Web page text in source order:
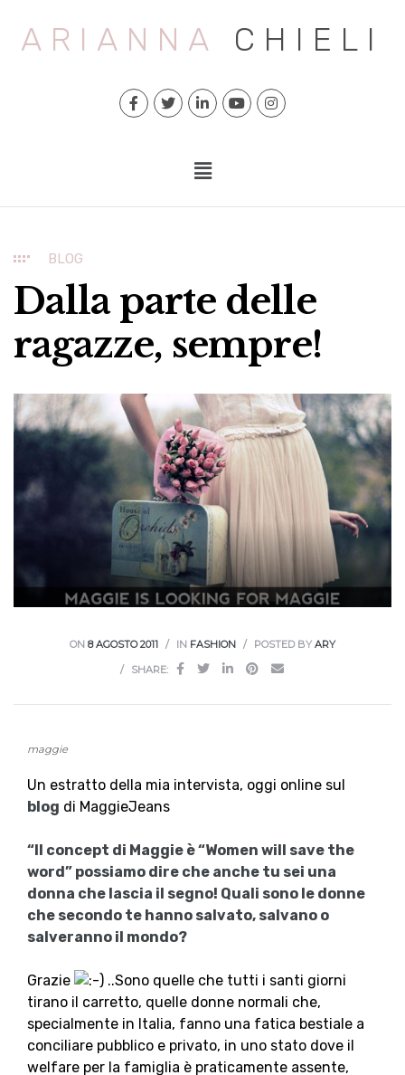
ARIANNA CHIELI
BLOG
Dalla parte delle
ragazze, sempre!
ON 8 AGOSTO 2011 IN FASHION POSTED BY ARY
SHARE:
maggie
Un estratto della mia intervista, oggi online sul
blog di MaggieJeans
“Il concept di Maggie è “Women will save the
word” possiamo dire che anche tu sei una
donna che lascia il segno! Quali sono le donne
che secondo te hanno salvato, salvano o
salveranno il mondo?
Grazie
..Sono quelle che tutti i santi giorni
tirano il carretto, quelle donne normali che,
specialmente in Italia, fanno una fatica bestiale a
conciliare pubblico e privato, in uno stato dove il
welfare per la famiglia è praticamente assente,